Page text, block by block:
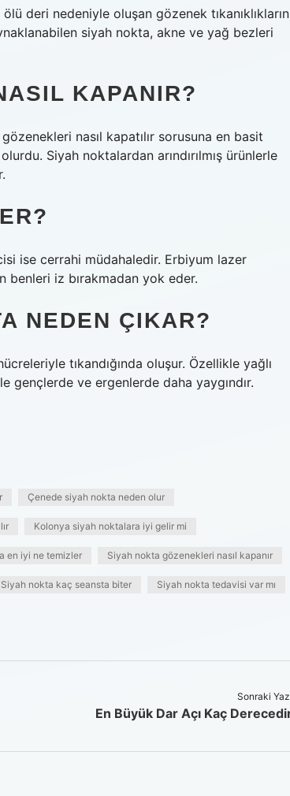
deri nedeniyle oluşan gözenek
siyah nokta, akne ve yağ bezleri
KAPANIR?
nasıl kapatılır sorusuna en basit
Siyah noktalardan arındırılmış ürünlerle
ise cerrahi müdahaledir. Erbiyum lazer
benleri iz bırakmadan yok eder.
NEDEN ÇIKAR?
tıkandığında oluşur. Özellikle yağlı
gençlerde ve ergenlerde daha yaygındır.
Çenede siyah nokta neden olur
Kolonya siyah noktalara iyi gelir mi
en iyi ne temizler Siyah nokta gözenekleri nasıl kapanır
Siyah nokta kaç seansta biter Siyah nokta tedavisi var mı
Sonraki
En Büyük Dar Açı Kaç